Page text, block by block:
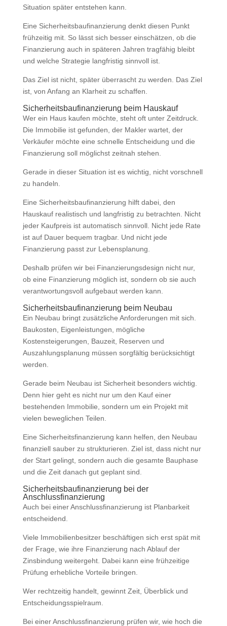
Situation später entstehen kann.
Eine Sicherheitsbaufinanzierung denkt diesen Punkt
frühzeitig mit. So lässt sich besser einschätzen, ob die
Finanzierung auch in späteren Jahren tragfähig bleibt
und welche Strategie langfristig sinnvoll ist.
Das Ziel ist nicht, später überrascht zu werden. Das Ziel
ist, von Anfang an Klarheit zu schaffen.
Sicherheitsbaufinanzierung beim Hauskauf
Wer ein Haus kaufen möchte, steht oft unter Zeitdruck.
Die Immobilie ist gefunden, der Makler wartet, der
Verkäufer möchte eine schnelle Entscheidung und die
Finanzierung soll möglichst zeitnah stehen.
Gerade in dieser Situation ist es wichtig, nicht vorschnell
zu handeln.
Eine Sicherheitsbaufinanzierung hilft dabei, den
Hauskauf realistisch und langfristig zu betrachten. Nicht
jeder Kaufpreis ist automatisch sinnvoll. Nicht jede Rate
ist auf Dauer bequem tragbar. Und nicht jede
Finanzierung passt zur Lebensplanung.
Deshalb prüfen wir bei Finanzierungsdesign nicht nur,
ob eine Finanzierung möglich ist, sondern ob sie auch
verantwortungsvoll aufgebaut werden kann.
Sicherheitsbaufinanzierung beim Neubau
Ein Neubau bringt zusätzliche Anforderungen mit sich.
Baukosten, Eigenleistungen, mögliche
Kostensteigerungen, Bauzeit, Reserven und
Auszahlungsplanung müssen sorgfältig berücksichtigt
werden.
Gerade beim Neubau ist Sicherheit besonders wichtig.
Denn hier geht es nicht nur um den Kauf einer
bestehenden Immobilie, sondern um ein Projekt mit
vielen beweglichen Teilen.
Eine Sicherheitsfinanzierung kann helfen, den Neubau
finanziell sauber zu strukturieren. Ziel ist, dass nicht nur
der Start gelingt, sondern auch die gesamte Bauphase
und die Zeit danach gut geplant sind.
Sicherheitsbaufinanzierung bei der
Anschlussfinanzierung
Auch bei einer Anschlussfinanzierung ist Planbarkeit
entscheidend.
Viele Immobilienbesitzer beschäftigen sich erst spät mit
der Frage, wie ihre Finanzierung nach Ablauf der
Zinsbindung weitergeht. Dabei kann eine frühzeitige
Prüfung erhebliche Vorteile bringen.
Wer rechtzeitig handelt, gewinnt Zeit, Überblick und
Entscheidungsspielraum.
Bei einer Anschlussfinanzierung prüfen wir, wie hoch die